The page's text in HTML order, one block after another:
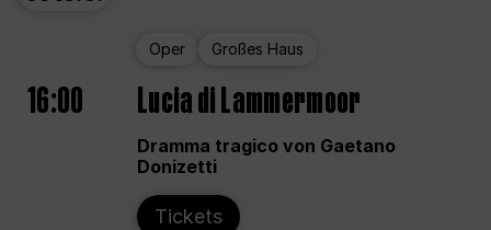
Oper Großes Haus
16:00 Lucia di Lammermoor
Dramma tragico von Gaetano
Donizetti
Tickets